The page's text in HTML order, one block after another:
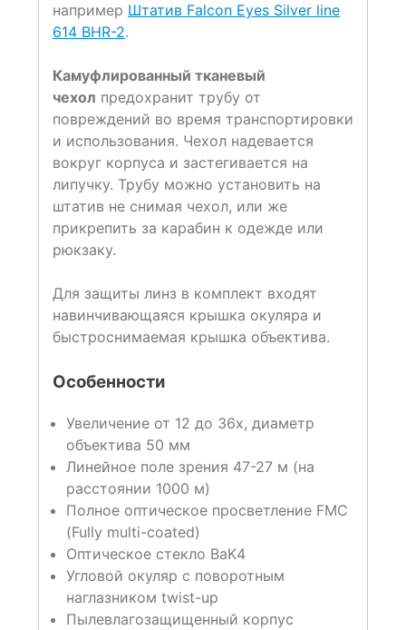
например Штатив Falcon Eyes Silver line
614 BHR-2.
Камуфлированный тканевый
чехол предохранит трубу от
повреждений во время транспортировки
и использования. Чехол надевается
вокруг корпуса и застегивается на
липучку. Трубу можно установить на
штатив не снимая чехол, или же
прикрепить за карабин к одежде или
рюкзаку.
Для защиты линз в комплект входят
навинчивающаяся крышка окуляра и
быстроснимаемая крышка объектива.
Особенности
Увеличение от 12 до 36x, диаметр
объектива 50 мм
Линейное поле зрения 47-27 м (на
расстоянии 1000 м)
Полное оптическое просветление FMC
(Fully multi-coated)
Оптическое стекло BaK4
Угловой окуляр с поворотным
наглазником twist-up
Пылевлагозащищенный корпус